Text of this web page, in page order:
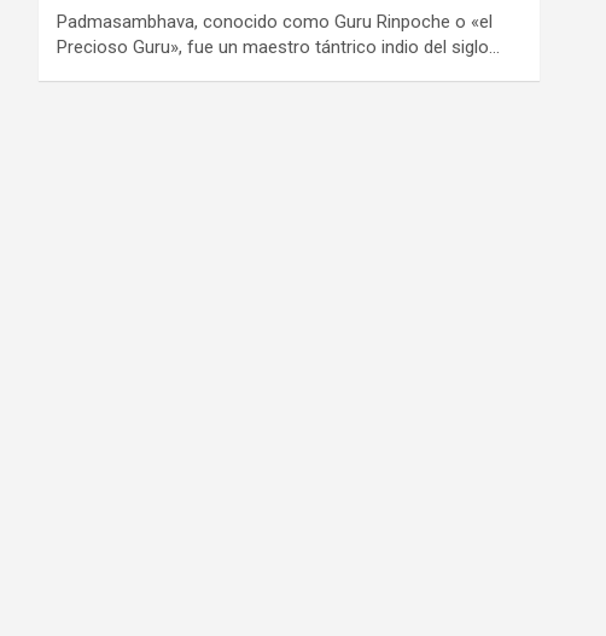
Padmasambhava, conocido como Guru Rinpoche o «el
Precioso Guru», fue un maestro tántrico indio del siglo…